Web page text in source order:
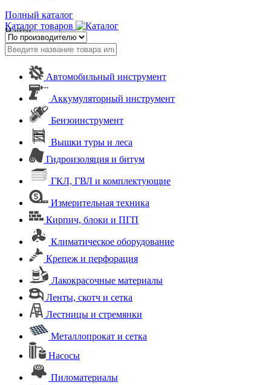
Полный каталог
Каталог товаров
Найти
Автомобильный инструмент
Аккумуляторный инструмент
Бензоинструмент
Вышки туры и леса
Гидроизоляция и битум
ГКЛ, ГВЛ и комплектующие
Измерительная техника
Кирпич, блоки и ПГП
Климатическое оборудование
Крепеж и перфорация
Лакокрасочные материалы
Ленты, скотч и сетка
Лестницы и стремянки
Металлопрокат и сетка
Насосы
Пиломатериалы